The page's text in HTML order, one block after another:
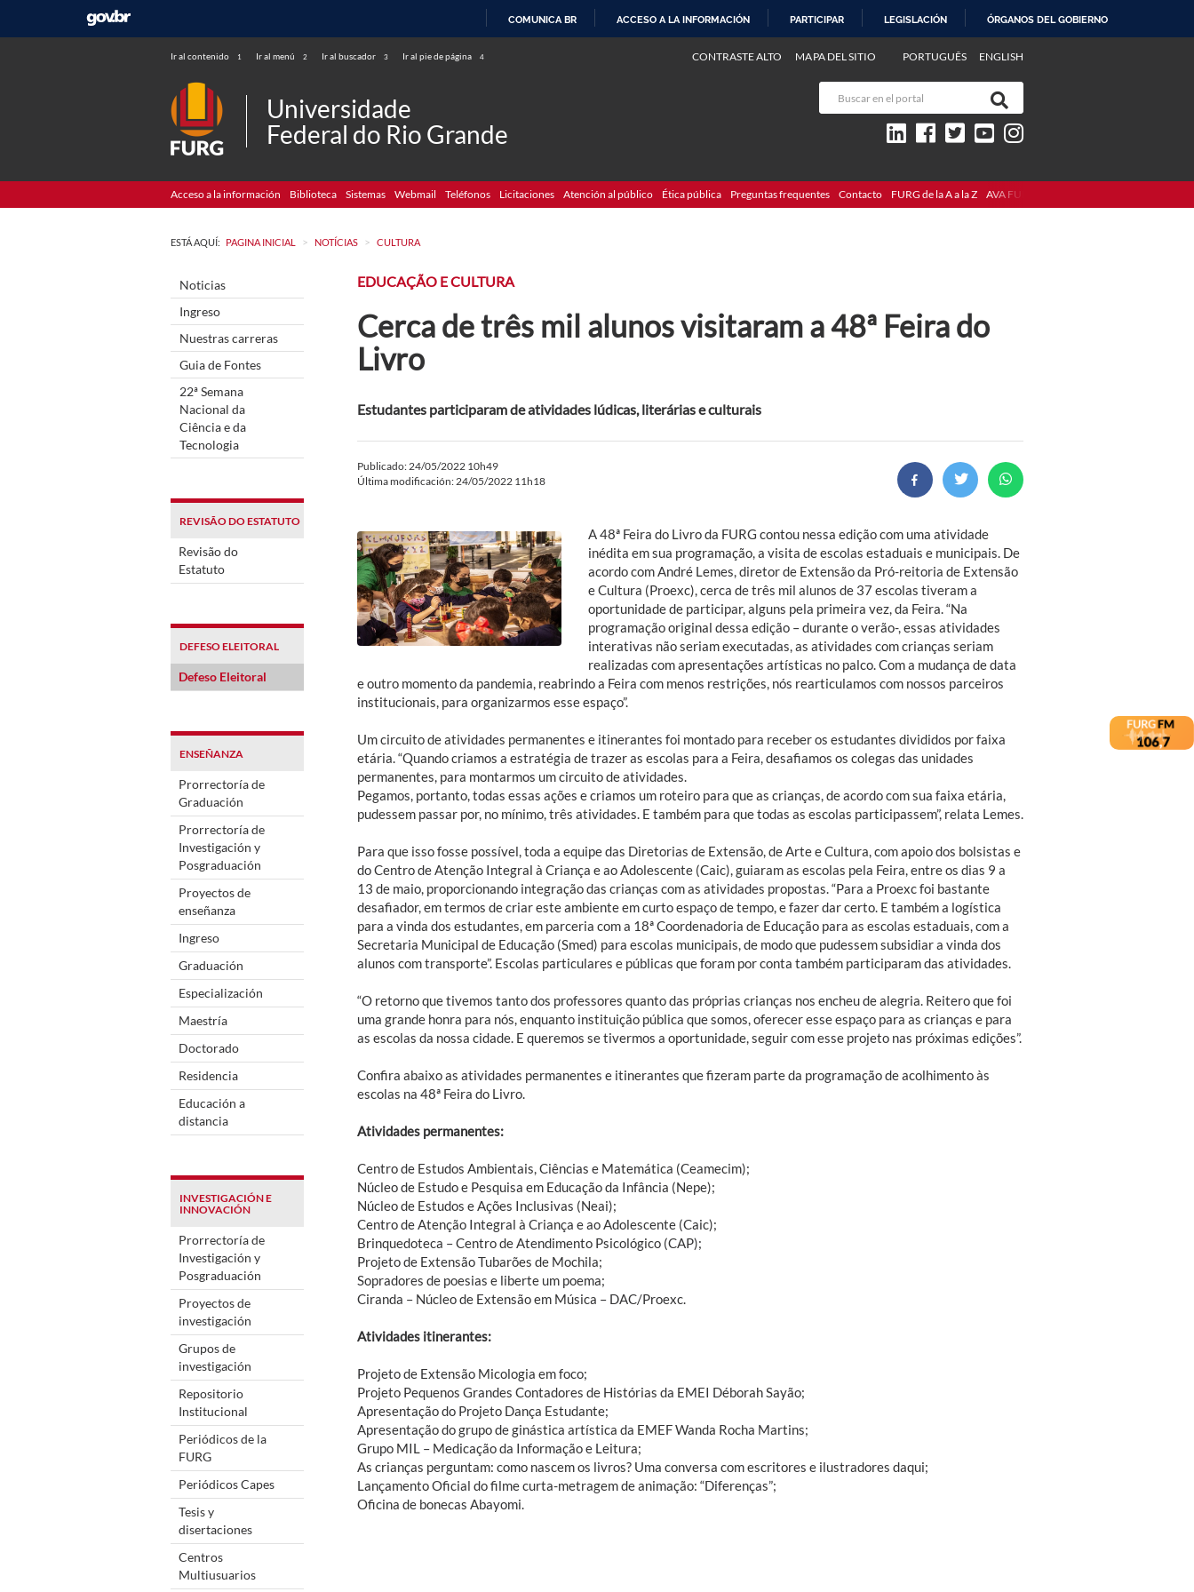
COMUNICA BR ACCESO A LA INFORMACIÓN PARTICIPAR LEGISLACIÓN ÓRGANOS DEL GOBIERNO
Ir al contenido 1 Ir al menú 2 Ir al buscador 3 Ir al pie de página 4 PORTUGUÊS ENGLISH
CONTRASTE ALTO MAPA DEL SITIO
Universidade
Federal do Rio Grande
Acceso a la información Biblioteca Sistemas Webmail Teléfonos Licitaciones Atención al público Ética pública Preguntas frequentes Contacto FURG de la A a la Z AVA FURG
ESTÁ AQUÍ: PAGINA INICIAL > NOTÍCIAS > CULTURA
Noticias
Ingreso
Nuestras carreras
Guia de Fontes
22ª Semana
Nacional da
Ciência e da
Tecnologia
REVISÃO DO ESTATUTO
Revisão do
Estatuto
DEFESO ELEITORAL
Defeso Eleitoral
ENSEÑANZA
Prorrectoría de
Graduación
Prorrectoría de
Investigación y
Posgraduación
Proyectos de
enseñanza
Ingreso
Graduación
Especialización
Maestría
Doctorado
Residencia
Educación a
distancia
INVESTIGACIÓN E
INNOVACIÓN
Prorrectoría de
Investigación y
Posgraduación
Proyectos de
investigación
Grupos de
investigación
Repositorio
Institucional
Periódicos de la
FURG
Periódicos Capes
Tesis y
disertaciones
Centros
Multiusuarios
EDUCAÇÃO E CULTURA
Cerca de três mil alunos visitaram a 48ª Feira do
Livro
Estudantes participaram de atividades lúdicas, literárias e culturais
Publicado: 24/05/2022 10h49
Última modificación: 24/05/2022 11h18
A 48ª Feira do Livro da FURG contou nessa edição com uma atividade
inédita em sua programação, a visita de escolas estaduais e municipais. De
acordo com André Lemes, diretor de Extensão da Pró-reitoria de Extensão
e Cultura (Proexc), cerca de três mil alunos de 37 escolas tiveram a
oportunidade de participar, alguns pela primeira vez, da Feira. “Na
programação original dessa edição – durante o verão-, essas atividades
interativas não seriam executadas, as atividades com crianças seriam
realizadas com apresentações artísticas no palco. Com a mudança de data
e outro momento da pandemia, reabrindo a Feira com menos restrições, nós rearticulamos com nossos parceiros
institucionais, para organizarmos esse espaço”.
Um circuito de atividades permanentes e itinerantes foi montado para receber os estudantes divididos por faixa
etária. “Quando criamos a estratégia de trazer as escolas para a Feira, desafiamos os colegas das unidades
permanentes, para montarmos um circuito de atividades.
Pegamos, portanto, todas essas ações e criamos um roteiro para que as crianças, de acordo com sua faixa etária,
pudessem passar por, no mínimo, três atividades. E também para que todas as escolas participassem”, relata Lemes.
Para que isso fosse possível, toda a equipe das Diretorias de Extensão, de Arte e Cultura, com apoio dos bolsistas e
do Centro de Atenção Integral à Criança e ao Adolescente (Caic), guiaram as escolas pela Feira, entre os dias 9 a
13 de maio, proporcionando integração das crianças com as atividades propostas. “Para a Proexc foi bastante
desafiador, em termos de criar este ambiente em curto espaço de tempo, e fazer dar certo. E também a logística
para a vinda dos estudantes, em parceria com a 18ª Coordenadoria de Educação para as escolas estaduais, com a
Secretaria Municipal de Educação (Smed) para escolas municipais, de modo que pudessem subsidiar a vinda dos
alunos com transporte”. Escolas particulares e públicas que foram por conta também participaram das atividades.
“O retorno que tivemos tanto dos professores quanto das próprias crianças nos encheu de alegria. Reitero que foi
uma grande honra para nós, enquanto instituição pública que somos, oferecer esse espaço para as crianças e para
as escolas da nossa cidade. E queremos se tivermos a oportunidade, seguir com esse projeto nas próximas edições”.
Confira abaixo as atividades permanentes e itinerantes que fizeram parte da programação de acolhimento às
escolas na 48ª Feira do Livro.
Atividades permanentes:
Centro de Estudos Ambientais, Ciências e Matemática (Ceamecim);
Núcleo de Estudo e Pesquisa em Educação da Infância (Nepe);
Núcleo de Estudos e Ações Inclusivas (Neai);
Centro de Atenção Integral à Criança e ao Adolescente (Caic);
Brinquedoteca – Centro de Atendimento Psicológico (CAP);
Projeto de Extensão Tubarões de Mochila;
Sopradores de poesias e liberte um poema;
Ciranda – Núcleo de Extensão em Música – DAC/Proexc.
Atividades itinerantes:
Projeto de Extensão Micologia em foco;
Projeto Pequenos Grandes Contadores de Histórias da EMEI Déborah Sayão;
Apresentação do Projeto Dança Estudante;
Apresentação do grupo de ginástica artística da EMEF Wanda Rocha Martins;
Grupo MIL – Medicação da Informação e Leitura;
As crianças perguntam: como nascem os livros? Uma conversa com escritores e ilustradores daqui;
Lançamento Oficial do filme curta-metragem de animação: “Diferenças”;
Oficina de bonecas Abayomi.